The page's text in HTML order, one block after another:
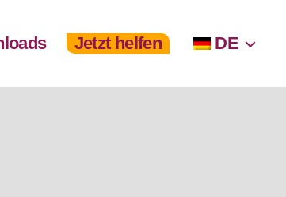
Jetzt helfen DE